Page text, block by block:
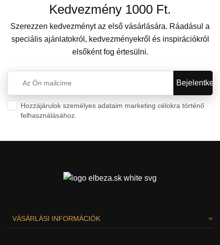
Kedvezmény 1000 Ft.
Szerezzen kedvezményt az első vásárlására. Ráadásul a
speciális ajánlatokról, kedvezményekről és inspirációkról
elsőként fog értesülni.
Hozzájárulok személyes adataim marketing célokra történő
felhasználásához.
VÁSÁRLÁSI INFORMÁCIÓK